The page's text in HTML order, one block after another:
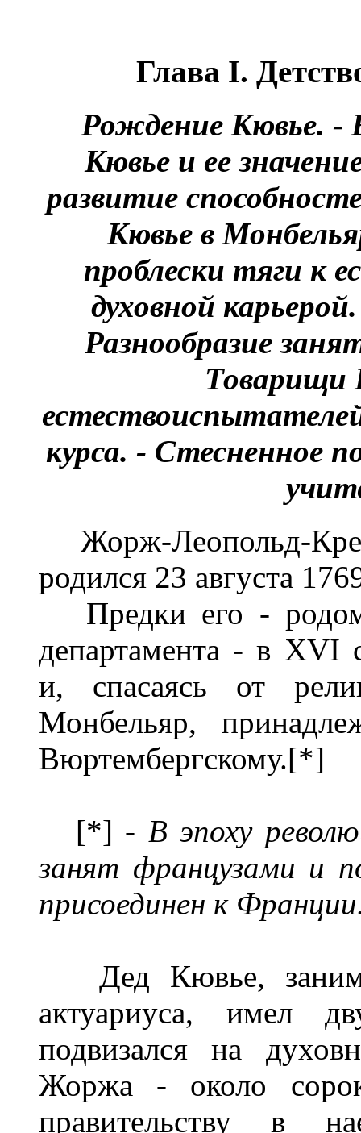
Глава I.
Рождение Кювье. -
Кювье и ее
развитие
Кювье в
проблески тяги к
духовной
Разнообразие
Товарищи
курса. - Стесненное
Жорж-Леопольд-
родился 23 августа
Предки его -
департамента - в XVI
и, спасаясь от
Монбельяр,
Вюртембергскому.[*]
[*] - В эпоху
занят французами и
присоединен к Франции
Дед Кювье,
актуариуса, имел
подвизался на
Жоржа - около
правительству в